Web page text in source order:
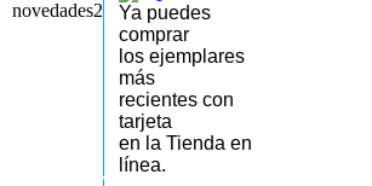
Ya puedes
comprar
los ejemplares
más
recientes con
tarjeta
en la Tienda en
línea.